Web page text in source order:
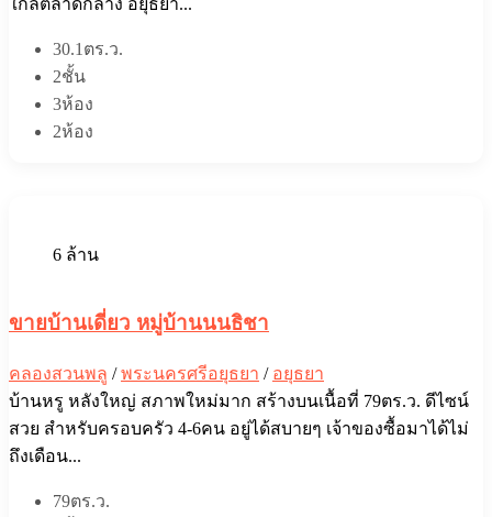
ใกล้ตลาดกลาง อยุธยา...
30.1ตร.ว.
2ชั้น
3ห้อง
2ห้อง
6 ล้าน
ขายบ้านเดี่ยว หมู่บ้านนนธิชา
คลองสวนพลู /พระนครศรีอยุธยา / อยุธยา
บ้านหรู หลังใหญ่ สภาพใหม่มาก สร้างบนเนื้อที่ 79ตร.ว. ดีไซน์
สวย สำหรับครอบครัว 4-6คน อยู่ได้สบายๆ เจ้าของซื้อมาได้ไม่
ถึงเดือน...
79ตร.ว.